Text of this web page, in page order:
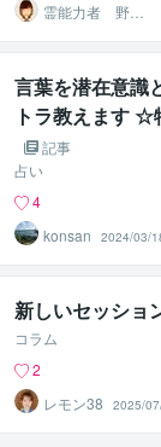
霊能力者 野神
董子（とうこ）
言葉を潜在意識
トラ教えます ☆
心と神様に思い
記事
占い
4
konsan
2024/03/
新しいセッショ
コラム
2
レモン38
2025/